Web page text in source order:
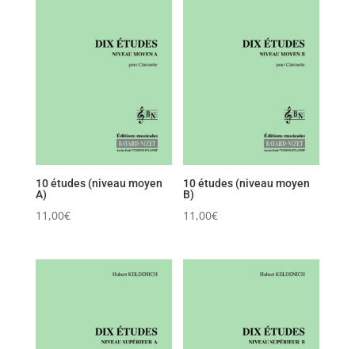
10 études (niveau moyen
A)
11,00€
10 études (niveau moyen
B)
11,00€